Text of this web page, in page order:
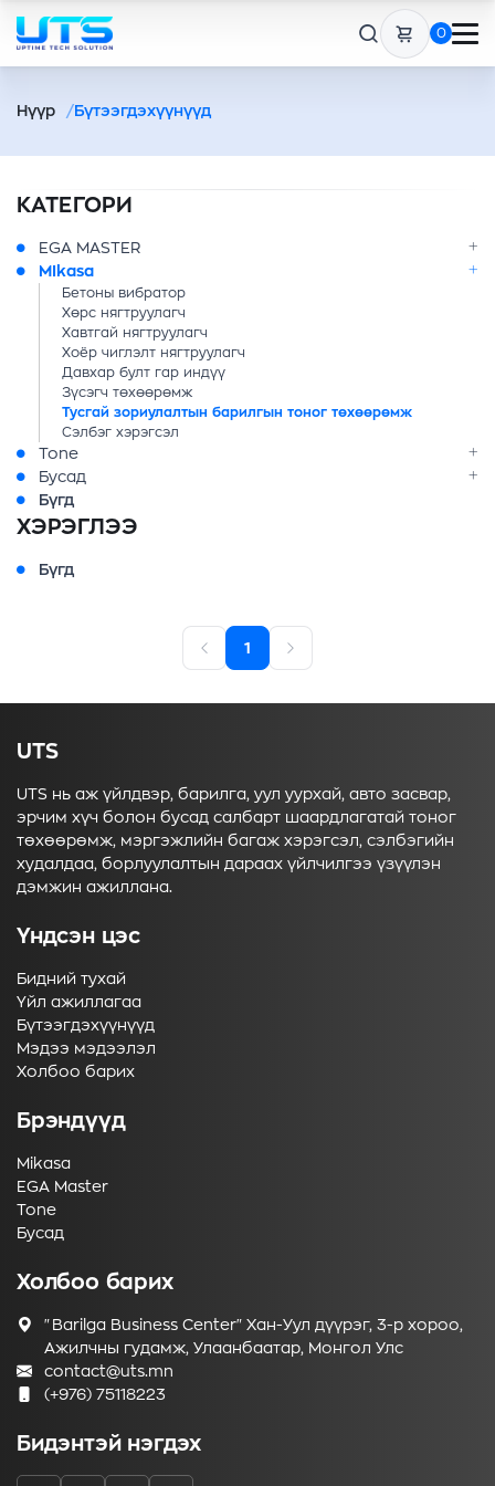
0
Нүүр Бүтээгдэхүүнүүд
КАТЕГОРИ
EGA MASTER
MIkasa
Бетоны вибратор
Хөрс нягтруулагч
Хавтгай нягтруулагч
Хоёр чиглэлт нягтруулагч
Давхар булт гар индүү
Зүсэгч төхөөрөмж
Тусгай зориулалтын барилгын тоног төхөөрөмж
Сэлбэг хэрэгсэл
Tone
Бусад
Бүгд
ХЭРЭГЛЭЭ
Бүгд
1
UTS
UTS нь аж үйлдвэр, барилга, уул уурхай, авто засвар,
эрчим хүч болон бусад салбарт шаардлагатай тоног
төхөөрөмж, мэргэжлийн багаж хэрэгсэл, сэлбэгийн
худалдаа, борлуулалтын дараах үйлчилгээ үзүүлэн
дэмжин ажиллана.
Үндсэн цэс
Бидний тухай
Үйл ажиллагаа
Бүтээгдэхүүнүүд
Мэдээ мэдээлэл
Холбоо барих
Брэндүүд
Mikasa
EGA Master
Tone
Бусад
Холбоо барих
"Barilga Business Center" Хан-Уул дүүрэг, 3-р хороо,
Ажилчны гудамж, Улаанбаатар, Монгол Улс
contact@uts.mn
(+976) 75118223
Бидэнтэй нэгдэх